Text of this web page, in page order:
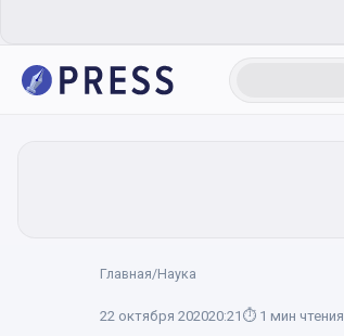
Главная/Наука
22 октября 202020:21 ⏱ 1 мин чтения